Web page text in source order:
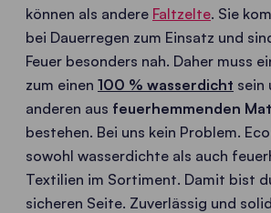
können als andere Faltzelte. Sie
bei Dauerregen zum Einsatz und
Feuer besonders nah. Daher muss
zum einen 100 % wasserdicht sein
anderen aus feuerhemmenden
bestehen. Bei uns kein Problem.
sowohl wasserdichte als auch
Textilien im Sortiment. Damit bist
sicheren Seite. Zuverlässig und